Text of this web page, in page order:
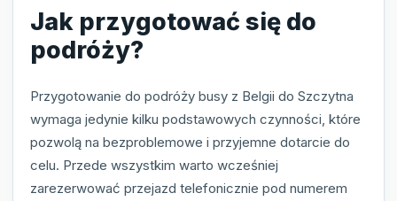
Jak przygotować się do
podróży?
Przygotowanie do podróży busy z Belgii do Szczytna
wymaga jedynie kilku podstawowych czynności, które
pozwolą na bezproblemowe i przyjemne dotarcie do
celu. Przede wszystkim warto wcześniej
zarezerwować przejazd telefonicznie pod numerem